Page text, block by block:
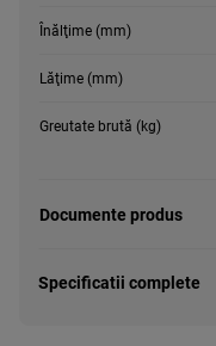
Înălţime (mm)
Lăţime (mm)
Greutate brută (kg)
Documente produs
Specificatii complete